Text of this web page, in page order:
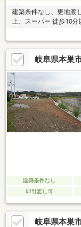
建築条件なし、更地渡
上、スーパー 徒歩10
徒歩10分以内
岐阜県本巣
建築条件なし
即引渡し可
岐阜県本巣